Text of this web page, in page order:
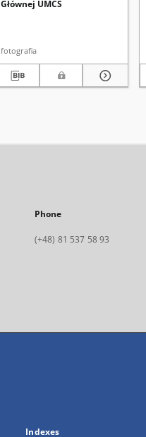
Głównej UMCS
fotografia
Phone
(+48) 81 537 58 93
Indexes